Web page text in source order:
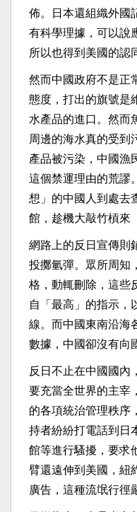
佈。日本還組織外國
有科學理據，可以說
所以也得到美國的認
然而中國政府不是正
態度，打出的旗號是
水產品的進口。然而
周邊的海水真的受到
產品被污染，中國漁
這個禁運理由的荒謬
想」的中國人到處去
館，趁機大敲竹槓來
網路上的反日宣傳則
投擲氫彈。眾所周知
格，動輒刪除，這些
自「最高」的指示，
線。而中國東南沿海
數據，中國卻沒有向
反日不止在中國國內
要充當全世界的主宰
的各項統治管理秩序
持者紛紛打電話到日
館等進行騷擾，要求
臂還遠伸到美國，紐
廣告，這種流氓行徑